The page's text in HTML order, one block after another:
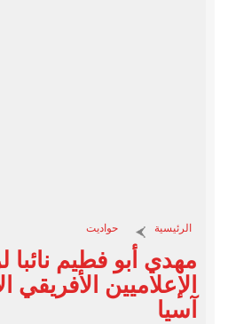
الرئيسية حواديت
مهدي أبو فطيم نائبا
الإعلاميين
آسيا